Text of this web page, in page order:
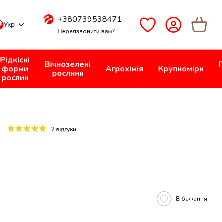
Укр +380739538471
Передзвонити вам?
Рідкісні
форми
рослин
Вічнозелені
рослини
Агрохімія Крупноміри
2 відгуки
В бажання